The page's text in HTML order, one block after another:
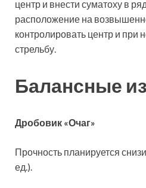
центр и внести суматоху в
расположение на
контролировать центр и при
стрельбу.
Балансные
Дробовик «Очаг»
Прочность планируется
ед.).